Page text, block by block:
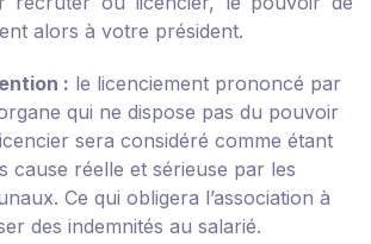
alors à votre président.
: le licenciement prononcé par
qui ne dispose pas du pouvoir
sera considéré comme étant
cause réelle et sérieuse par les
Ce qui obligera l’association à
des indemnités au salarié.